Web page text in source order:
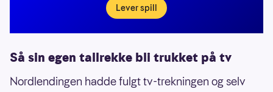
Lever spill
Så sin egen tallrekke bli trukket på tv
Nordlendingen hadde fulgt tv-trekningen og selv